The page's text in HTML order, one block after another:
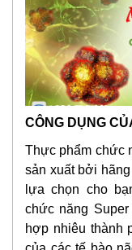
CÔNG DỤNG
Thực phẩm chức
sản xuất bởi
lựa chọn cho
chức năng
hợp nhiêu thành